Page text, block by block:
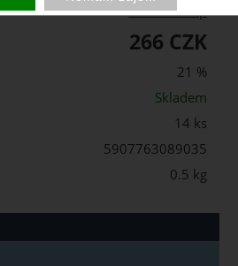
Patrol Group
266 CZK
21 %
Skladem
14 ks
5907763089035
0.5 kg